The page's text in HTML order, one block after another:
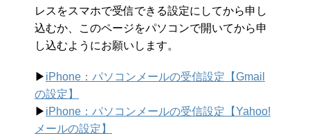
レスをスマホで受信できる設定にしてから申し
込むか、このページをパソコンで開いてから申
し込むようにお願いします。
▶︎ iPhone：パソコンメールの受信設定【Gmail
の設定】
▶︎ iPhone：パソコンメールの受信設定【Yahoo!
メールの設定】